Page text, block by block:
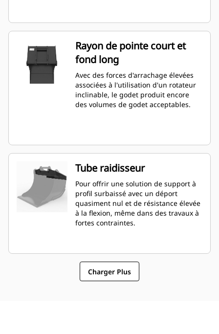
Rayon de pointe court et
fond long
Avec des forces d'arrachage élevées
associées à l'utilisation d'un rotateur
inclinable, le godet produit encore
des volumes de godet acceptables.
Tube raidisseur
Pour offrir une solution de support à
profil surbaissé avec un déport
quasiment nul et de résistance élevée
à la flexion, même dans des travaux à
fortes contraintes.
Charger Plus